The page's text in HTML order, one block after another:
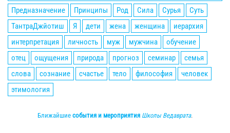
Предназначение
Принципы Род Сила Сурья
Суть
ТантраДжйотиш
Я дети жена женщина
иерархия
интерпретация
личность муж мужчина
обучение
отец
ощущения природа прогноз семинар
семья
слова
сознание счастье тело философия
человек
этимология
Ближайшие события и мероприятия Школы Ведаврата.